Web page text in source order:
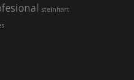
steinhart